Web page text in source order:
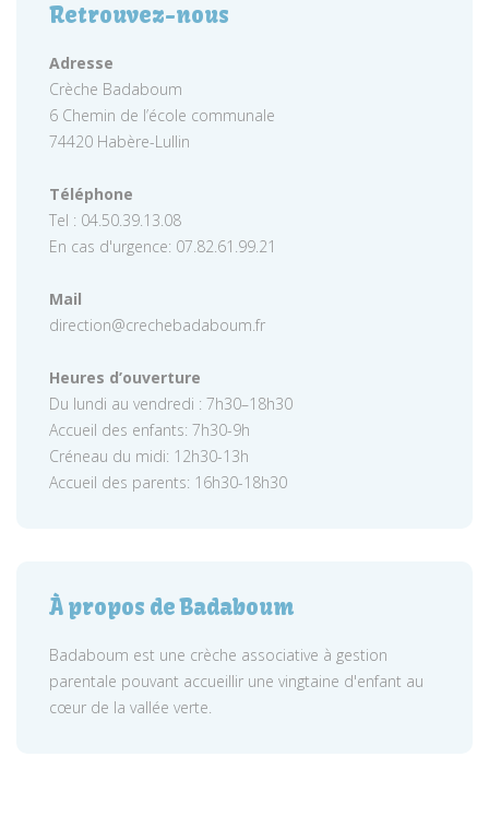
Retrouvez-nous
Adresse
Crèche Badaboum
6 Chemin de l’école communale
74420 Habère-Lullin
Téléphone
Tel : 04.50.39.13.08
En cas d'urgence: 07.82.61.99.21
Mail
direction@crechebadaboum.fr
Heures d’ouverture
Du lundi au vendredi : 7h30–18h30
Accueil des enfants: 7h30-9h
Créneau du midi: 12h30-13h
Accueil des parents: 16h30-18h30
À propos de Badaboum
Badaboum est une crèche associative à gestion
parentale pouvant accueillir une vingtaine d'enfant au
cœur de la vallée verte.